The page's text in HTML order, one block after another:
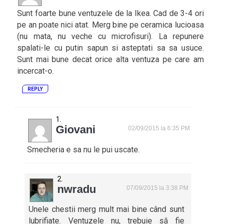
Sunt foarte bune ventuzele de la Ikea. Cad de 3-4 ori
pe an poate nici atat. Merg bine pe ceramica lucioasa
(nu mata, nu veche cu microfisuri). La repunere
spalati-le cu putin sapun si asteptati sa sa usuce.
Sunt mai bune decat orice alta ventuza pe care am
incercat-o.
REPLY
Giovani 02/09/2015 la 6:35 PM
Smecheria e sa nu le pui uscate.
nwradu 07/09/2015 la 3:38 PM
Unele chestii merg mult mai bine când sunt
lubrifiate. Ventuzele nu, trebuie să fie